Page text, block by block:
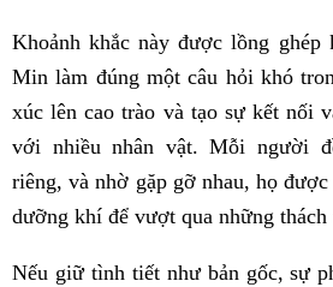
Khoảnh khắc này được lồng ghép
Min làm đúng một câu hỏi khó
xúc lên cao trào và tạo sự kết nối
với nhiều nhân vật. Mỗi người
riêng, và nhờ gặp gỡ nhau, họ
dưỡng khí để vượt qua những thách
Nếu giữ tình tiết như bản gốc, sự